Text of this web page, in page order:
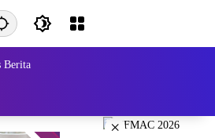
Berita
×